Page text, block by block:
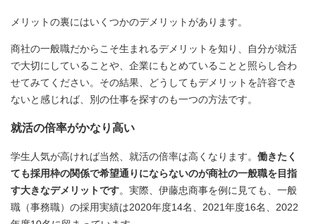
メリットの裏にはいくつかのデメリットがあります。
商社の一般職だからこそ生まれるデメリットを知り、自分が就活
で大切にしていることや、企業にもとめていることと照らし合わ
せてみてください。その結果、どうしてもデメリットを許容でき
ないと感じれば、別の仕事を探すのも一つの方法です。
就活の倍率がかなり高い
学生人気が高ければ当然、就活の倍率は高くなります。 働きたく
ても採用枠の関係で希望通りにならないのが商社の一般職を目指
す大きなデメリットです。実際、伊藤忠商事を例に見ても、一般
職（事務職）の採用実績は2020年度14名、2021年度16名、2022